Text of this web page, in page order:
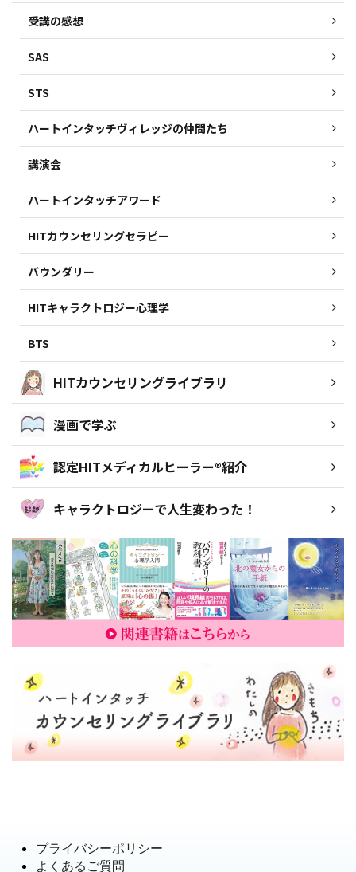
受講の感想
SAS
STS
ハートインタッチヴィレッジの仲間たち
講演会
ハートインタッチアワード
HITカウンセリングセラピー
バウンダリー
HITキャラクトロジー心理学
BTS
HITカウンセリングライブラリ
漫画で学ぶ
認定HITメディカルヒーラー®紹介
キャラクトロジーで人生変わった！
プライバシーポリシー
よくあるご質問